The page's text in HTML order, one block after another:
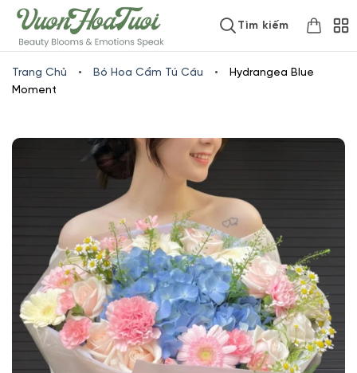
www.vuonhoatuoi.vnSkip
to
content
Tìm kiếm
Trang Chủ • Bó Hoa Cẩm Tú Cầu •
Hydrangea Blue
Moment